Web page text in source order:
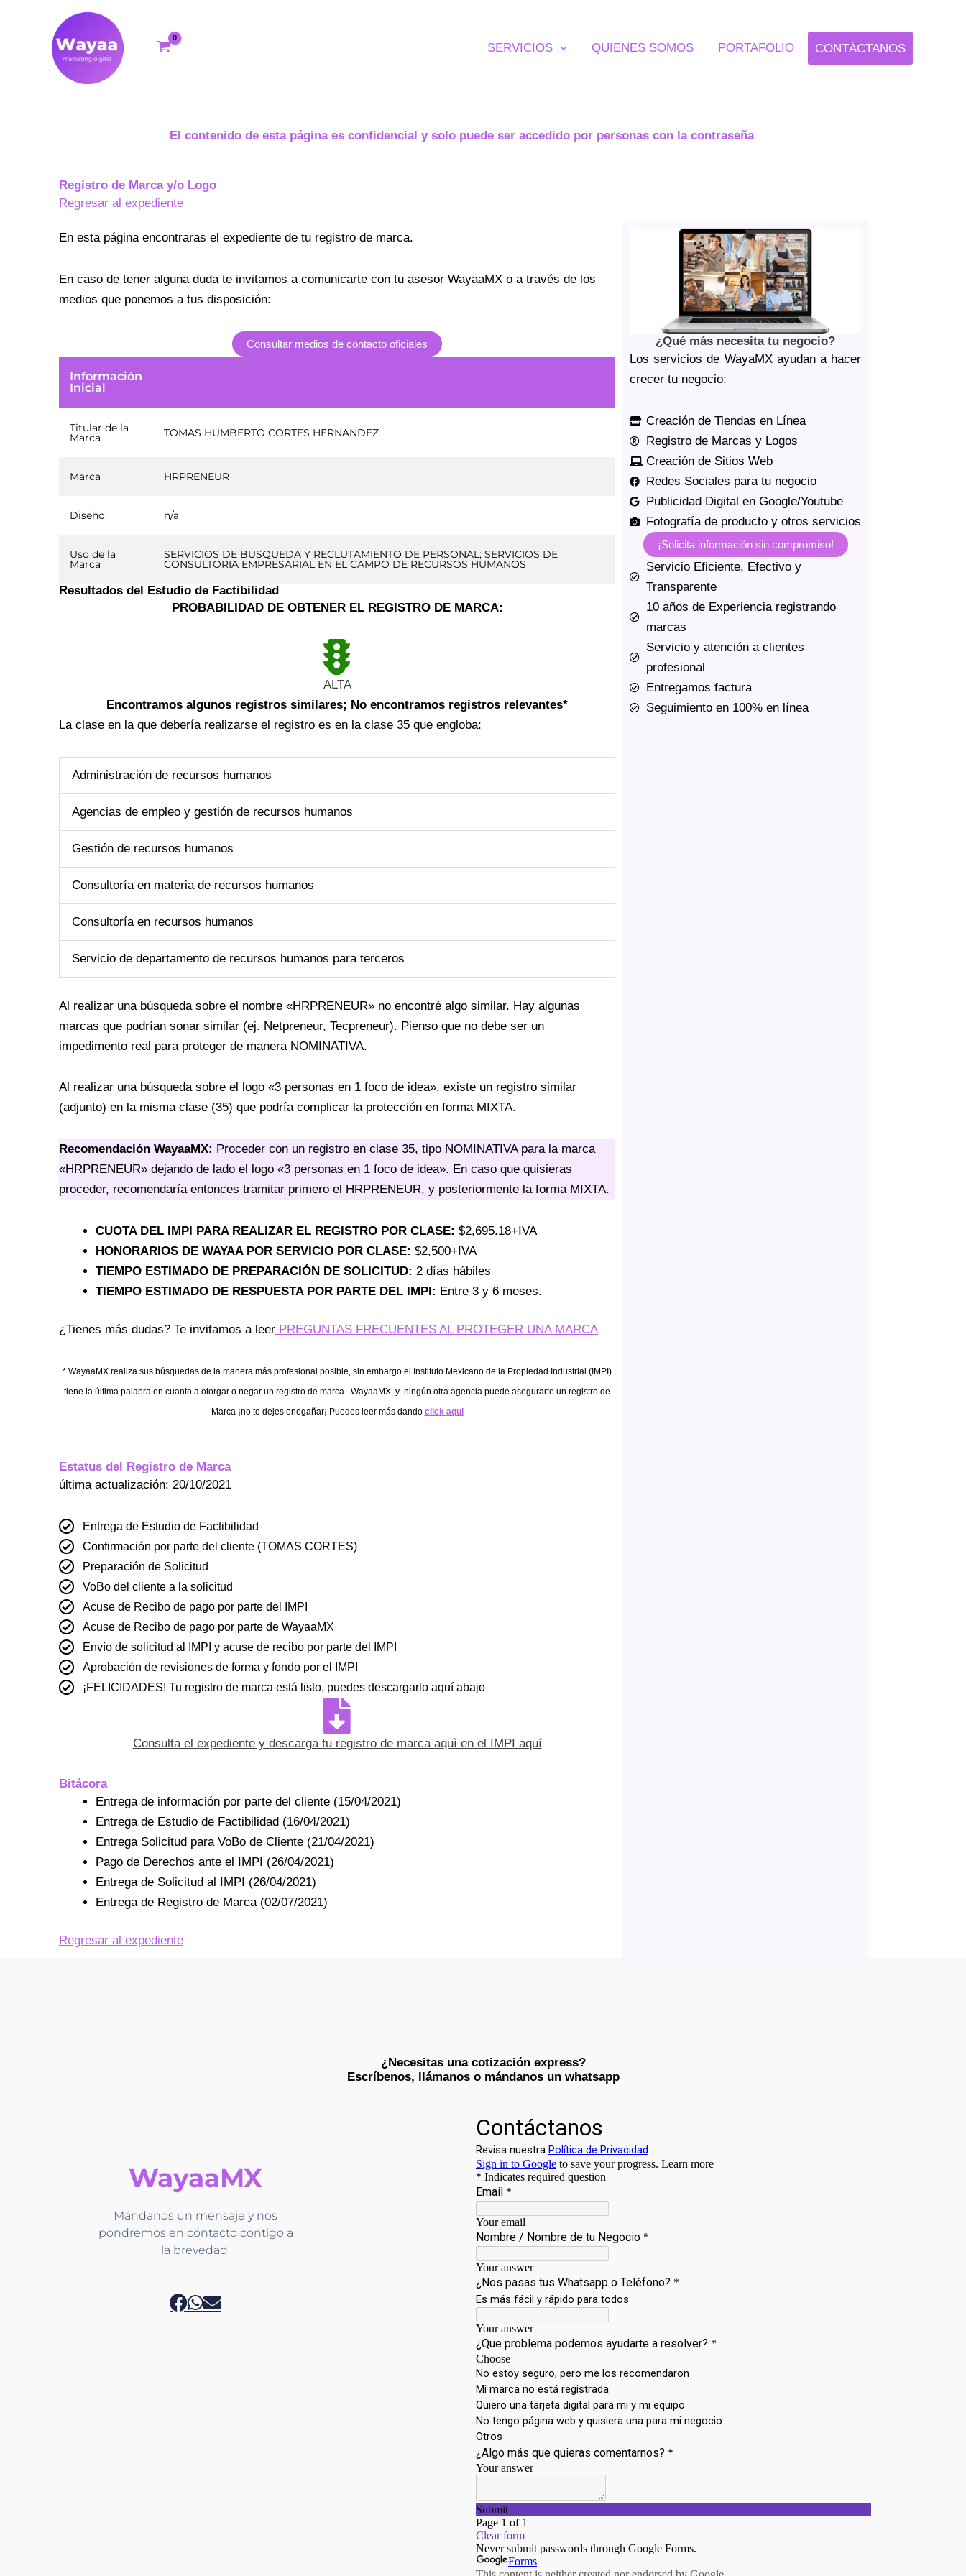
SERVICIOS QUIENES SOMOS PORTAFOLIO CONTÁCTANOS
El contenido de esta página es confidencial y solo puede ser accedido por personas con la contraseña
Registro de Marca y/o Logo
Regresar al expediente
En esta página encontraras el expediente de tu registro de marca.
En caso de tener alguna duda te invitamos a comunicarte con tu asesor WayaaMX o a través de los
medios que ponemos a tus disposición:
Consultar medios de contacto oficiales
Información
Inicial
Titular de la
Marca TOMAS HUMBERTO CORTES HERNANDEZ
Marca HRPRENEUR
Diseño n/a
Uso de la
Marca
SERVICIOS DE BUSQUEDA Y RECLUTAMIENTO DE PERSONAL; SERVICIOS DE
CONSULTORIA EMPRESARIAL EN EL CAMPO DE RECURSOS HUMANOS
Resultados del Estudio de Factibilidad
PROBABILIDAD DE OBTENER EL REGISTRO DE MARCA:
ALTA
Encontramos algunos registros similares; No encontramos registros relevantes*
La clase en la que debería realizarse el registro es en la clase 35 que engloba:
Administración de recursos humanos
Agencias de empleo y gestión de recursos humanos
Gestión de recursos humanos
Consultoría en materia de recursos humanos
Consultoría en recursos humanos
Servicio de departamento de recursos humanos para terceros
Al realizar una búsqueda sobre el nombre «HRPRENEUR» no encontré algo similar. Hay algunas
marcas que podrían sonar similar (ej. Netpreneur, Tecpreneur). Pienso que no debe ser un
impedimento real para proteger de manera NOMINATIVA.
Al realizar una búsqueda sobre el logo «3 personas en 1 foco de idea», existe un registro similar
(adjunto) en la misma clase (35) que podría complicar la protección en forma MIXTA.
Recomendación WayaaMX: Proceder con un registro en clase 35, tipo NOMINATIVA para la marca
«HRPRENEUR» dejando de lado el logo «3 personas en 1 foco de idea». En caso que quisieras
proceder, recomendaría entonces tramitar primero el HRPRENEUR, y posteriormente la forma MIXTA.
CUOTA DEL IMPI PARA REALIZAR EL REGISTRO POR CLASE: $2,695.18+IVA
HONORARIOS DE WAYAA POR SERVICIO POR CLASE: $2,500+IVA
TIEMPO ESTIMADO DE PREPARACIÓN DE SOLICITUD: 2 días hábiles
TIEMPO ESTIMADO DE RESPUESTA POR PARTE DEL IMPI: Entre 3 y 6 meses.
¿Tienes más dudas? Te invitamos a leer PREGUNTAS FRECUENTES AL PROTEGER UNA MARCA
* WayaaMX realiza sus búsquedas de la manera más profesional posible, sin embargo el Instituto Mexicano de la Propiedad Industrial (IMPI)
tiene la última palabra en cuanto a otorgar o negar un registro de marca.. WayaaMX. y ningún otra agencia puede asegurarte un registro de
Marca ¡no te dejes enegañar¡ Puedes leer más dando click aqui
Estatus del Registro de Marca
última actualización: 20/10/2021
Entrega de Estudio de Factibilidad
Confirmación por parte del cliente (TOMAS CORTES)
Preparación de Solicitud
VoBo del cliente a la solicitud
Acuse de Recibo de pago por parte del IMPI
Acuse de Recibo de pago por parte de WayaaMX
Envío de solicitud al IMPI y acuse de recibo por parte del IMPI
Aprobación de revisiones de forma y fondo por el IMPI
¡FELICIDADES! Tu registro de marca está listo, puedes descargarlo aquí abajo
Consulta el expediente y descarga tu registro de marca aquì en el IMPI aquí
Bitácora
Entrega de información por parte del cliente (15/04/2021)
Entrega de Estudio de Factibilidad (16/04/2021)
Entrega Solicitud para VoBo de Cliente (21/04/2021)
Pago de Derechos ante el IMPI (26/04/2021)
Entrega de Solicitud al IMPI (26/04/2021)
Entrega de Registro de Marca (02/07/2021)
Regresar al expediente
¿Qué más necesita tu negocio?
Los servicios de WayaMX ayudan a hacer
crecer tu negocio:
Creación de Tiendas en Línea
Registro de Marcas y Logos
Creación de Sitios Web
Redes Sociales para tu negocio
Publicidad Digital en Google/Youtube
Fotografía de producto y otros servicios
¡Solicita información sin compromiso!
Servicio Eficiente, Efectivo y
Transparente
10 años de Experiencia registrando
marcas
Servicio y atención a clientes
profesional
Entregamos factura
Seguimiento en 100% en línea
¿Necesitas una cotización express?
Escríbenos, llámanos o mándanos un whatsapp​
WayaaMX
Mándanos un mensaje y nos
pondremos en contacto contigo a
la brevedad.